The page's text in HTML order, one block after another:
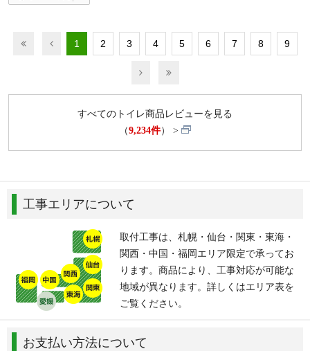
1 2 3 4 5 6 7 8 9
すべてのトイレ商品レビューを見る
（9,234件）
工事エリアについて
取付工事は、札幌・仙台・関東・東海・
関西・中国・福岡エリア限定で承ってお
ります。商品により、工事対応が可能な
地域が異なります。詳しくはエリア表を
ご覧ください。
お支払い方法について